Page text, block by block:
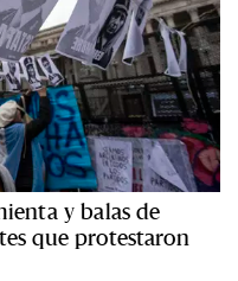
y balas de
que protestaron